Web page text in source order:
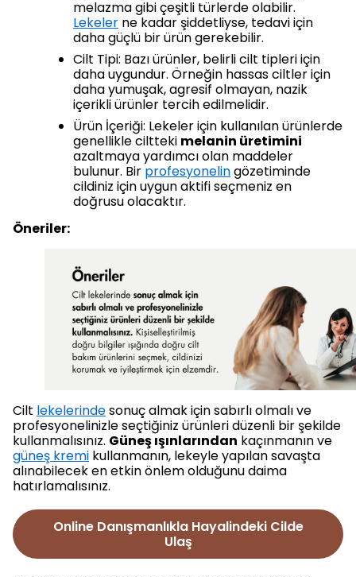
melazma gibi çeşitli türlerde olabilir.
Lekeler ne kadar şiddetliyse, tedavi için
daha güçlü bir ürün gerekebilir.
Cilt Tipi: Bazı ürünler, belirli cilt tipleri için
daha uygundur. Örneğin hassas ciltler için
daha yumuşak, agresif olmayan, nazik
içerikli ürünler tercih edilmelidir.
Ürün İçeriği: Lekeler için kullanılan ürünlerde
genellikle ciltteki melanin üretimini
azaltmaya yardımcı olan maddeler
bulunur. Bir profesyonelingözetiminde
cildiniz için uygun aktifi seçmeniz en
doğrusu olacaktır.
Öneriler:
Cilt lekelerindesonuç almak için sabırlı olmalı ve
profesyonelinizle seçtiğiniz ürünleri düzenli bir şekilde
kullanmalısınız. Güneş ışınlarından kaçınmanın ve
güneş kremi kullanmanın, lekeyle yapılan savaşta
alınabilecek en etkin önlem olduğunu daima
hatırlamalısınız.
Online Danışmanlıkla Hayalindeki Cilde
Ulaş